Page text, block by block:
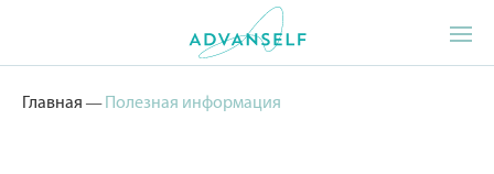
Главная — Полезная информация